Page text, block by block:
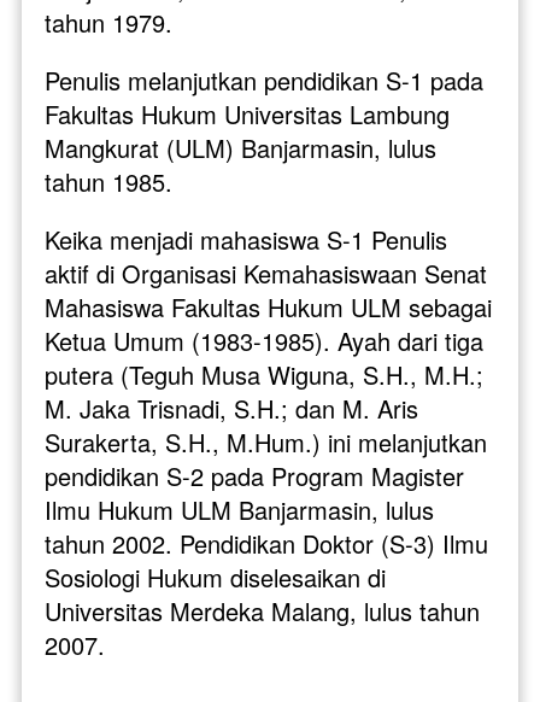
tahun 1979.
Penulis melanjutkan pendidikan S-1 pada
Fakultas Hukum Universitas Lambung
Mangkurat (ULM) Banjarmasin, lulus
tahun 1985.
Keika menjadi mahasiswa S-1 Penulis
aktif di Organisasi Kemahasiswaan Senat
Mahasiswa Fakultas Hukum ULM sebagai
Ketua Umum (1983-1985). Ayah dari tiga
putera (Teguh Musa Wiguna, S.H., M.H.;
M. Jaka Trisnadi, S.H.; dan M. Aris
Surakerta, S.H., M.Hum.) ini melanjutkan
pendidikan S-2 pada Program Magister
Ilmu Hukum ULM Banjarmasin, lulus
tahun 2002. Pendidikan Doktor (S-3) Ilmu
Sosiologi Hukum diselesaikan di
Universitas Merdeka Malang, lulus tahun
2007.